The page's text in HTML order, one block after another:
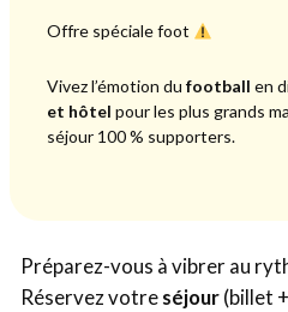
Offre spéciale foot
Vivez l’émotion du football en
et hôtel pour les plus grands
séjour 100 % supporters.
Préparez-vous à vibrer au
Réservez votreséjour(billet